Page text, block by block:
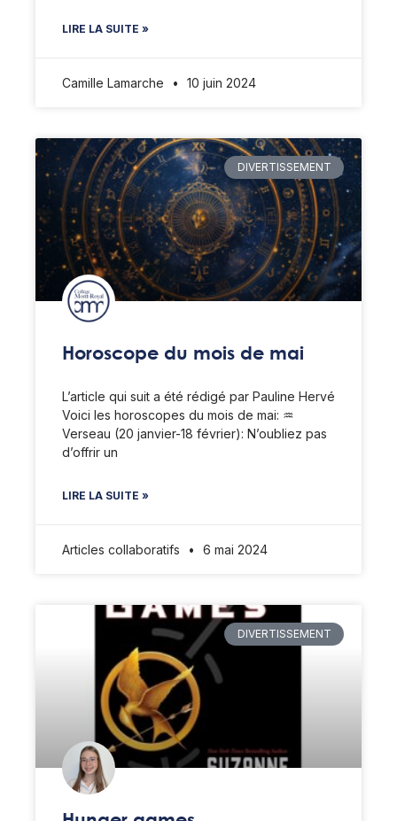
LIRE LA SUITE »
Camille Lamarche 10 juin 2024
DIVERTISSEMENT
Horoscope du mois de mai
L’article qui suit a été rédigé par Pauline Hervé
Voici les horoscopes du mois de mai: ♒️
Verseau (20 janvier-18 février): N’oubliez pas
d’offrir un
LIRE LA SUITE »
Articles collaboratifs 6 mai 2024
DIVERTISSEMENT